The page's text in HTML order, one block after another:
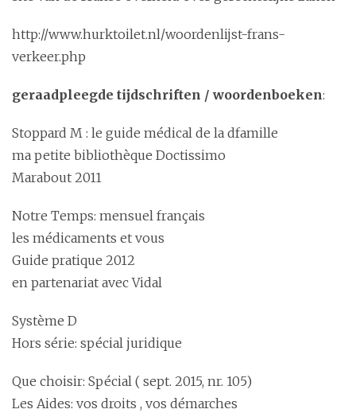
http://www.hurktoilet.nl/woordenlijst-frans-
verkeer.php
geraadpleegde tijdschriften / woordenboeken:
Stoppard M : le guide médical de la dfamille
ma petite bibliothèque Doctissimo
Marabout 2011
Notre Temps: mensuel français
les médicaments et vous
Guide pratique 2012
en partenariat avec Vidal
Système D
Hors série: spécial juridique
Que choisir: Spécial ( sept. 2015, nr. 105)
Les Aides: vos droits , vos démarches